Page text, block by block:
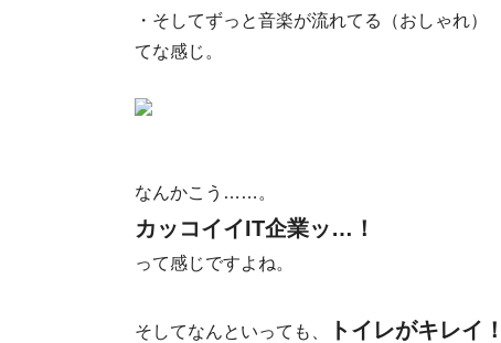
・そしてずっと音楽が流れてる（おしゃれ）
てな感じ。
なんかこう……。
カッコイイIT企業ッ…！
って感じですよね。
そしてなんといっても、 トイレがキレイ！